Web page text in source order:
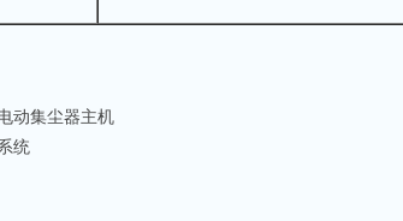
动集尘器主机
统